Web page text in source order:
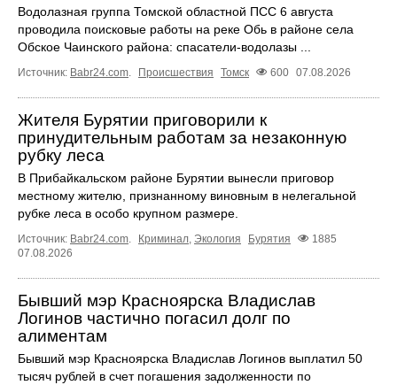
Водолазная группа Томской областной ПСС 6 августа
проводила поисковые работы на реке Обь в районе села
Обское Чаинского района: спасатели-водолазы ...
Источник: Babr24.com. Происшествия Томск 600 07.08.2026
Жителя Бурятии приговорили к
принудительным работам за незаконную
рубку леса
В Прибайкальском районе Бурятии вынесли приговор
местному жителю, признанному виновным в нелегальной
рубке леса в особо крупном размере.
Источник: Babr24.com. Криминал, Экология Бурятия
1885
07.08.2026
Бывший мэр Красноярска Владислав
Логинов частично погасил долг по
алиментам
Бывший мэр Красноярска Владислав Логинов выплатил 50
тысяч рублей в счет погашения задолженности по